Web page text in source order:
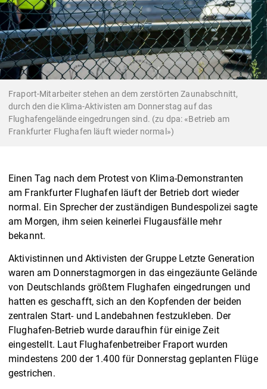
Fraport-Mitarbeiter stehen an dem zerstörten Zaunabschnitt,
durch den die Klima-Aktivisten am Donnerstag auf das
Flughafengelände eingedrungen sind. (zu dpa: «Betrieb am
Frankfurter Flughafen läuft wieder normal»)
Einen Tag nach dem Protest von Klima-Demonstranten
am Frankfurter Flughafen läuft der Betrieb dort wieder
normal. Ein Sprecher der zuständigen Bundespolizei sagte
am Morgen, ihm seien keinerlei Flugausfälle mehr
bekannt.
Aktivistinnen und Aktivisten der Gruppe Letzte Generation
waren am Donnerstagmorgen in das eingezäunte Gelände
von Deutschlands größtem Flughafen eingedrungen und
hatten es geschafft, sich an den Kopfenden der beiden
zentralen Start- und Landebahnen festzukleben. Der
Flughafen-Betrieb wurde daraufhin für einige Zeit
eingestellt. Laut Flughafenbetreiber Fraport wurden
mindestens 200 der 1.400 für Donnerstag geplanten Flüge
gestrichen.